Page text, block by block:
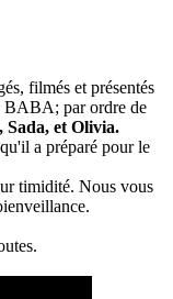
filmés et présentés
BABA; par ordre de
Sada, et Olivia.
a préparé pour le
timidité. Nous vous